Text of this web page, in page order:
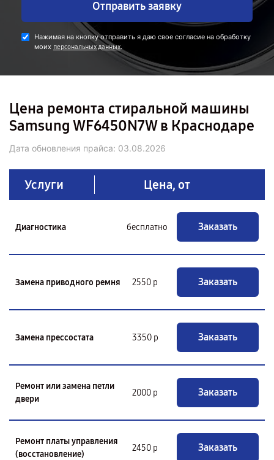
Отправить заявку
Нажимая на кнопку отправить я даю свое согласие на обработку
моих персональных данных.
Цена ремонта стиральной машины
Samsung WF6450N7W в Краснодаре
Дата обновления прайса: 03.08.2026
Услуги Цена, от
Диагностика бесплатно Заказать
Замена приводного ремня 2550 р Заказать
Замена прессостата 3350 р Заказать
Ремонт или замена петли
двери
2000 р Заказать
Ремонт платы управления
(восстановление)
2450 р Заказать